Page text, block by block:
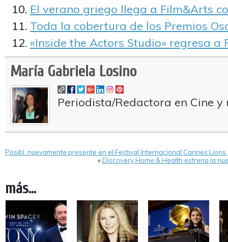
El verano griego llega a Film&Arts
Toda la cobertura de los Premios
«Inside the Actors Studio» regresa a
María Gabriela Losino
Periodista/Redactora en Cine y
Posibl. nuevamente presente en el Festival Internacional Cannes Lions.
«Discovery Home & Health estrena la
más...